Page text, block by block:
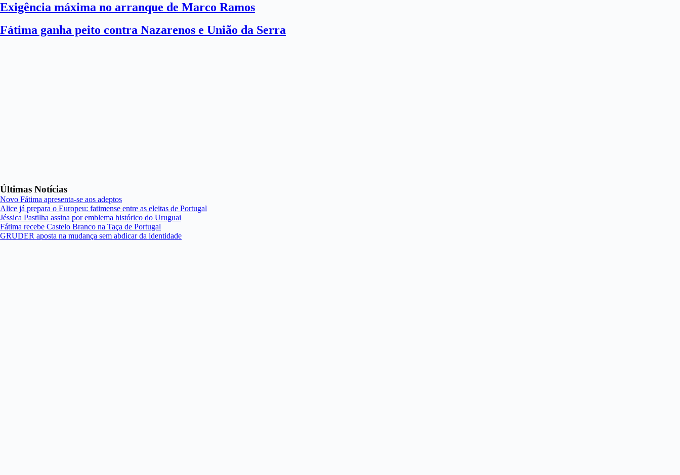
Exigência máxima no arranque de Marco Ramos
Fátima ganha peito contra Nazarenos e União da Serra
Últimas Notícias
Novo Fátima apresenta-se aos adeptos
Alice já prepara o Europeu: fatimense entre as eleitas de Portugal
Jéssica Pastilha assina por emblema histórico do Uruguai
Fátima recebe Castelo Branco na Taça de Portugal
GRUDER aposta na mudança sem abdicar da identidade